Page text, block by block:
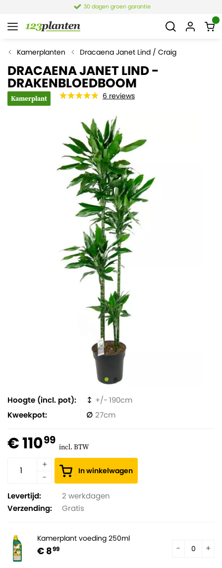
4,1 van 7.849 reviews
Kamerplanten Dracaena Janet Lind / Craig
DRACAENA JANET LIND -
DRAKENBLOEDBOOM
Kamerplant 6 reviews
Hoogte (incl. pot)
190
Kweekpot
27
€ 11099 incl. BTW
In winkelwagen
Levertijd:
2 werkdagen
Verzending:
Gratis
Kamerplant voeding 250ml
€ 899